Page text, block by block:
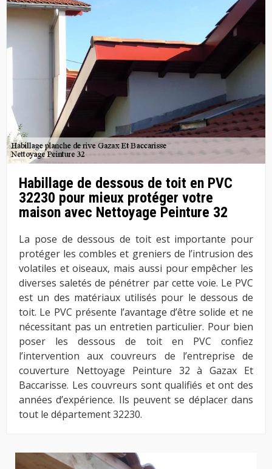
Habillage de dessous de toit en PVC
32230 pour mieux protéger votre
maison avec Nettoyage Peinture 32
La pose de dessous de toit est importante pour
protéger les combles et greniers de l’intrusion des
volatiles et oiseaux, mais aussi pour empêcher les
diverses saletés de pénétrer par cette voie. Le PVC
est un des matériaux utilisés pour le dessous de
toit. Le PVC présente l’avantage d’être solide et ne
nécessitant pas un entretien particulier. Pour bien
poser les dessous de toit en PVC confiez
l’intervention aux couvreurs de l’entreprise de
couverture Nettoyage Peinture 32 à Gazax Et
Baccarisse. Les couvreurs sont qualifiés et ont des
années d’expérience. Ils peuvent se déplacer dans
tout le département 32230.